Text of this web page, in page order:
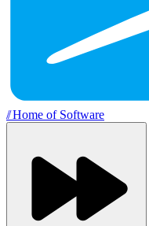
//Home of Software